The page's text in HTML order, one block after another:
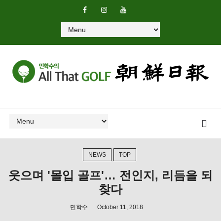
NEWS TOP
웃으며 '몰입 골프'… 전인지, 리듬을 되
찾다
민학수 October 11, 2018